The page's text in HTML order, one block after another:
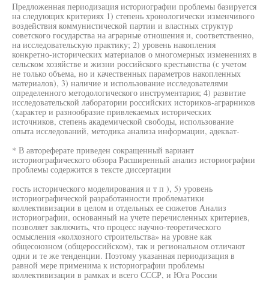
Предложенная периодизация историографии проблемы базируется
на следующих критериях 1) степень хронологически изменчивого
воздействия коммунистической партии и властных структур
советского государства на аграрные отношения и, соответственно,
на исследовательскую практику; 2) уровень накопления
конкретно-исторических материалов о многомерных изменениях в
сельском хозяйстве и жизни российского крестьянства (с учетом
не только объема, но и качественных параметров накопленных
материалов), 3) наличие и использование исследователями
определенного методологического инструментария; 4) развитие
исследовательской лаборатории российских историков-аграрников
(характер и разнообразие привлекаемых исторических
источников, степень академической свободы, использование
опыта исследований, методика анализа информации, адекват-
* В автореферате приведен сокращенный вариант
историографического обзора Расширенный анализ историографии
проблемы содержится в тексте диссертации
гость исторического моделирования и т п ), 5) уровень
историографической разработанности проблематики
коллективизации в целом и отдельных ее сюжетов Анализ
историографии, основанный на учете перечисленных критериев,
позволяет заключить, что процесс научно-теоретического
осмысления «колхозного строительства» на уровне как
общесоюзном (общероссийском), так и региональном отличают
одни и те же тенденции. Поэтому указанная периодизация в
равной мере применима к историографии проблемы
коллективизации в рамках и всего СССР, и Юга России